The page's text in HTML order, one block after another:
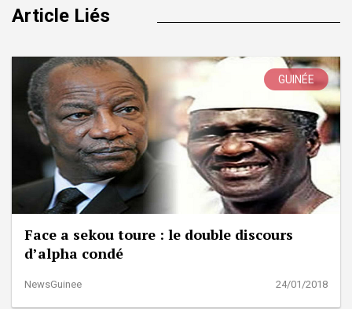
Article Liés
GUINÉE
Face a sekou toure : le double discours
d’alpha condé
NewsGuinee 24/01/2018